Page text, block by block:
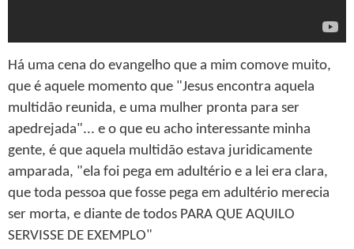
Há uma cena do evangelho que a mim comove muito,
que é aquele momento que "Jesus encontra aquela
multidão reunida, e uma mulher pronta para ser
apedrejada"... e o que eu acho interessante minha
gente, é que aquela multidão estava juridicamente
amparada, "ela foi pega em adultério e a lei era clara,
que toda pessoa que fosse pega em adultério merecia
ser morta, e diante de todos PARA QUE AQUILO
SERVISSE DE EXEMPLO"